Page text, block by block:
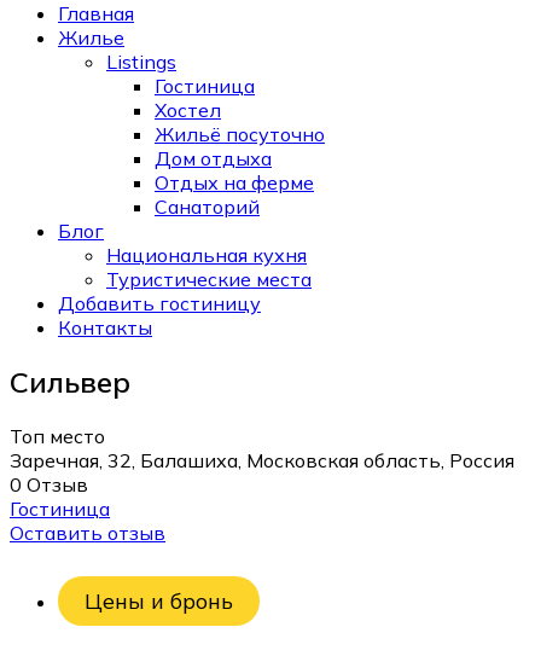
Главная
Жилье
Listings
Гостиница
Хостел
Жильё посуточно
Дом отдыха
Отдых на ферме
Санаторий
Блог
Национальная кухня
Туристические места
Добавить гостиницу
Контакты
Сильвер
Топ место
Заречная, 32, Балашиха, Московская область, Россия
0 Отзыв
Гостиница
Оставить отзыв
Цены и бронь